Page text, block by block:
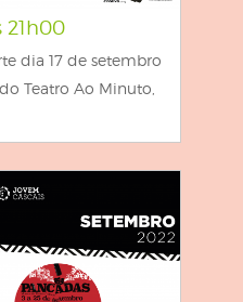
21h00
dia 17 de setembro
Teatro Ao Minuto,